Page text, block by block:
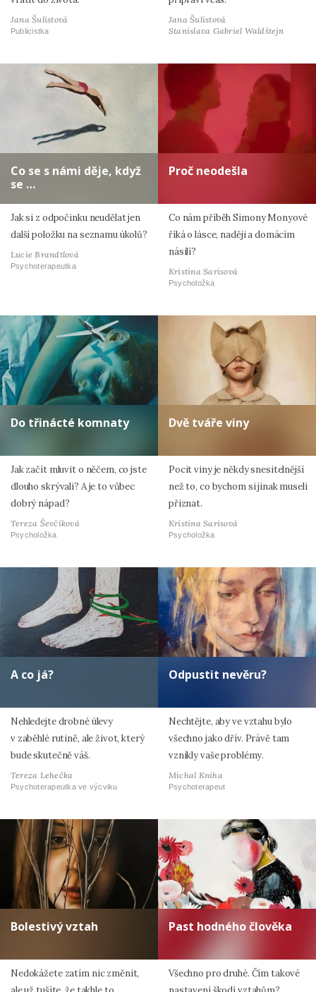
Jana Šulistová
Publicistka
Jana Šulistová
Stanislava Gabriel Waldštejn
Co se s námi děje, když
se …
Jak si z odpočinku neudělat jen
další položku na seznamu úkolů?
Lucie Brandtlová
Psychoterapeutka
Proč neodešla
Co nám příběh Simony Monyové
říká o lásce, naději a domácím
násilí?
Kristina Sarisová
Psycholožka
Do třinácté komnaty
Jak začít mluvit o něčem, co jste
dlouho skrývali? A je to vůbec
dobrý nápad?
Tereza Ševčíková
Psycholožka
Dvě tváře viny
Pocit viny je někdy snesitelnější
než to, co bychom si jinak museli
přiznat.
Kristina Sarisová
Psycholožka
A co já?
Nehledejte drobné úlevy
v zaběhlé rutině, ale život, který
bude skutečně váš.
Tereza Lehečka
Psychoterapeutka ve výcviku
Odpustit nevěru?
Nechtějte, aby ve vztahu bylo
všechno jako dřív. Právě tam
vznikly vaše problémy.
Michal Kniha
Psychoterapeut
Bolestivý vztah
Nedokážete zatím nic změnit,
Past hodného člověka
Všechno pro druhé. Čím takové